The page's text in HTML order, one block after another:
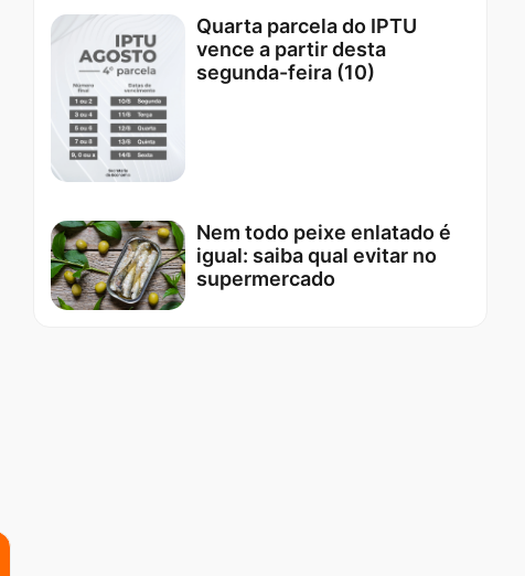
Quarta parcela do IPTU
vence a partir desta
segunda-feira (10)
Nem todo peixe enlatado é
igual: saiba qual evitar no
supermercado